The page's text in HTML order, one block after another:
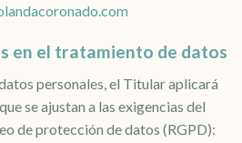
en el tratamiento de datos
personales, el Titular aplicará
se ajustan a las exigencias del
de protección de datos (RGPD):